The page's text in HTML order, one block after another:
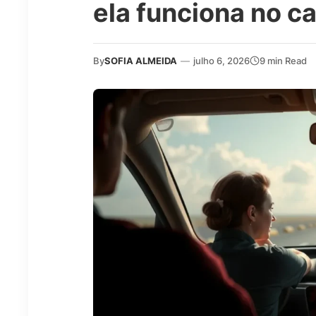
ela funciona no
BySOFIA ALMEIDA — julho 6, 2026 9 min Read